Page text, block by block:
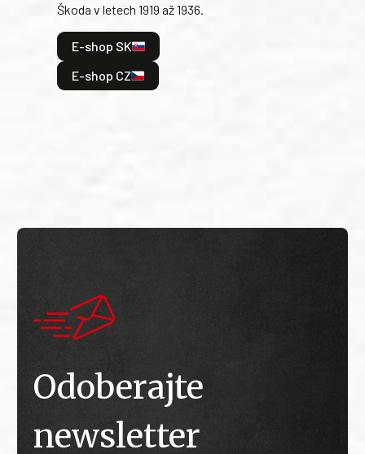
Škoda v letech 1919 až 1936.
E-shop SK
E-shop CZ
Odoberajte
newsletter